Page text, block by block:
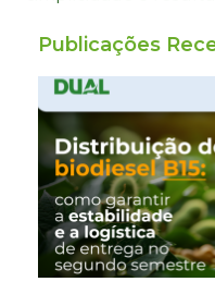
Publicações